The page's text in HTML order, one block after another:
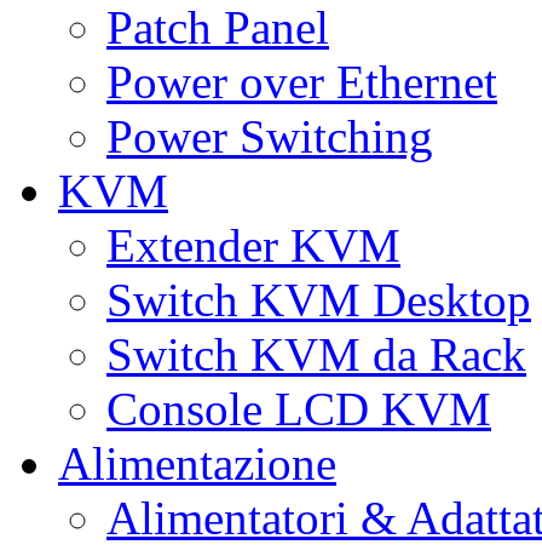
Patch Panel
Power over Ethernet
Power Switching
KVM
Extender KVM
Switch KVM Desktop
Switch KVM da Rack
Console LCD KVM
Alimentazione
Alimentatori &